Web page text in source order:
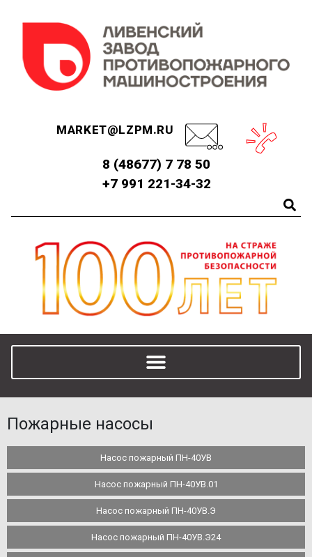
MARKET@LZPM.RU
8 (48677) 7 78 50
+7 991 221-34-32
Пожарные насосы
Насос пожарный ПН-40УВ
Насос пожарный ПН-40УВ.01
Насос пожарный ПН-40УВ.Э
Насос пожарный ПН-40УВ.Э24